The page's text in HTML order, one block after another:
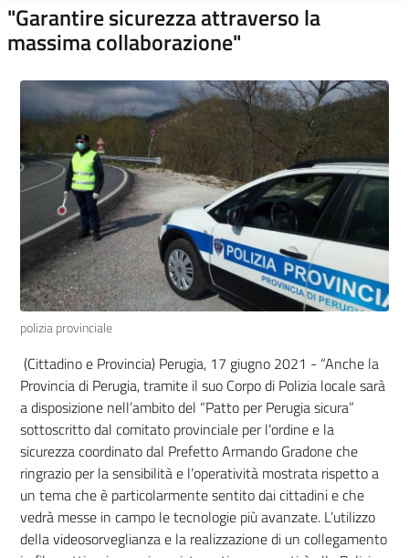
"Garantire sicurezza attraverso la
massima collaborazione"
polizia provinciale
(Cittadino e Provincia) Perugia, 17 giugno 2021 - “Anche la
Provincia di Perugia, tramite il suo Corpo di Polizia locale sarà
a disposizione nell’ambito del “Patto per Perugia sicura”
sottoscritto dal comitato provinciale per l’ordine e la
sicurezza coordinato dal Prefetto Armando Gradone che
ringrazio per la sensibilità e l’operatività mostrata rispetto a
un tema che è particolarmente sentito dai cittadini e che
vedrà messe in campo le tecnologie più avanzate. L’utilizzo
della videosorveglianza e la realizzazione di un collegamento